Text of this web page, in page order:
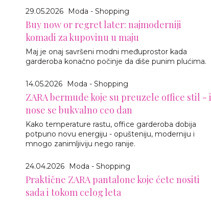
29.05.2026 Moda - Shopping
Buy now or regret later: najmoderniji
komadi za kupovinu u maju
Maj je onaj savršeni modni međuprostor kada
garderoba konačno počinje da diše punim plućima.
14.05.2026 Moda - Shopping
ZARA bermude koje su preuzele office stil - i
nose se bukvalno ceo dan
Kako temperature rastu, office garderoba dobija
potpuno novu energiju - opušteniju, moderniju i
mnogo zanimljiviju nego ranije.
24.04.2026 Moda - Shopping
Praktične ZARA pantalone koje ćete nositi
sada i tokom celog leta